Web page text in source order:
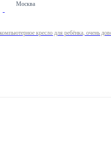
Москва
кресло для ребёнка, очень